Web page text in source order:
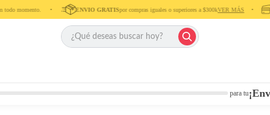
todo momento. ‎ ‎ ‎ ‎ •‎ ENVIO GRATISpor compras iguales o superiores a $300kVER MÁS‎ ‎ ‎ ‎ •‎ ‎ ‎ ‎
para tu